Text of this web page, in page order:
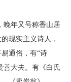
晚年又号称香山居
现实主义诗人，
通俗，有“诗
善大夫。有《白氏